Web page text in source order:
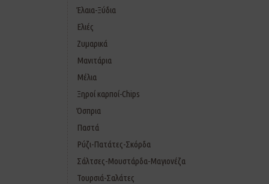
Έλαια-Ξύδια
Ελιές
Ζυμαρικά
Μανιτάρια
Μέλια
Ξηροί καρποί-Chips
Όσπρια
Παστά
Ρύζι-Πατάτες-Σκόρδα
Σάλτσες-Μουστάρδα-Μαγιονέζα
Τουρσιά-Σαλάτες